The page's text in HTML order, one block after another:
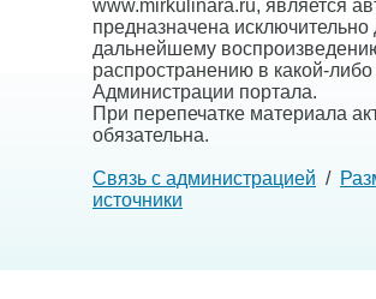
www.mirkulinara.ru, является
предназначена
дальнейшему
распространению в какой-
Администрации портала.
При перепечатке материала
обязательна.
Связь с администрацией /
источники